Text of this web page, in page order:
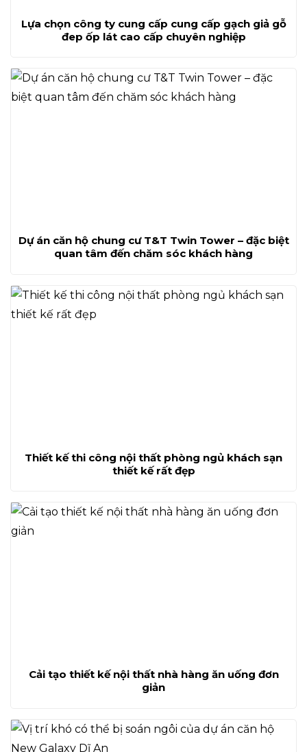
Lựa chọn công ty cung cấp cung cấp gạch giả gỗ
đep ốp lát cao cấp chuyên nghiệp
Dự án căn hộ chung cư T&T Twin Tower – đặc biệt
quan tâm đến chăm sóc khách hàng
Thiết kế thi công nội thất phòng ngủ khách sạn
thiết kế rất đẹp
Cải tạo thiết kế nội thất nhà hàng ăn uống đơn
giản